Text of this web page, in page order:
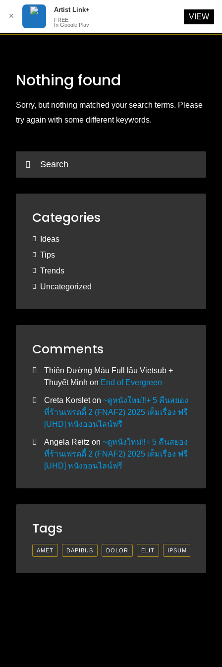
Nothing found
Sorry, but nothing matched your search terms. Please
try again with some different keywords.
Categories
Ideas
Tips
Trends
Uncategorized
Comments
Thiên Đường Máu Full lậu Vietsub +
Thuyết Minh on End of Evergreen
Creta Korsleton ~ดูหนังใหม่‼️+ 5 คืนสยอง
ที่ร้านเฟรดดี้ 2 (FNAF2) 2025 เต็มเรื่อง ฟรี
[UHD] หนังออนไลน์ฟรี
Angela Reitz on ~ดูหนังใหม่‼️+ 5 คืนสยอง
ที่ร้านเฟรดดี้ 2 (FNAF2) 2025 เต็มเรื่อง ฟรี
[UHD] หนังออนไลน์ฟรี
Tags
AMET DAPIBUS DOLOR ELIT IPSUM
✕
Artist Link+
FREE
In Google Play
VIEW